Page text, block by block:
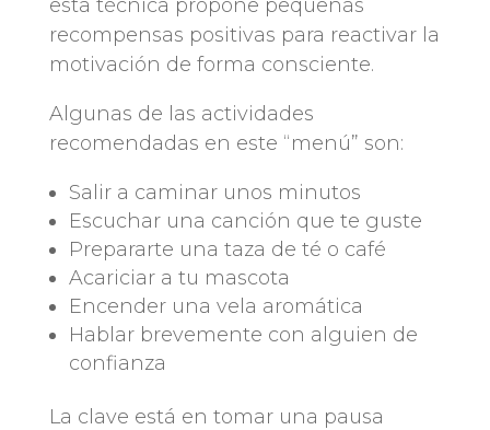
esta técnica propone pequeñas
recompensas positivas para reactivar la
motivación de forma consciente.
Algunas de las actividades
recomendadas en este “menú” son:
Salir a caminar unos minutos
Escuchar una canción que te guste
Prepararte una taza de té o café
Acariciar a tu mascota
Encender una vela aromática
Hablar brevemente con alguien de
confianza
La clave está en tomar una pausa